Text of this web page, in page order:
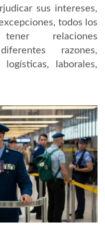
sus intereses,
todos los
relaciones
razones,
logísticas, laborales,